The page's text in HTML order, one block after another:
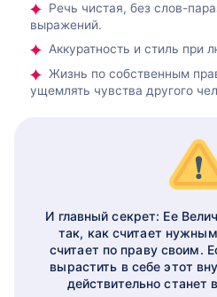
Речь чистая, без слов-
выражений.
Аккуратность и стиль при
Жизнь по собственным
ущемлять чувства другого
И главный секрет: Ее
так, как считает
считает по праву своим.
вырастить в себе этот
действительно станет